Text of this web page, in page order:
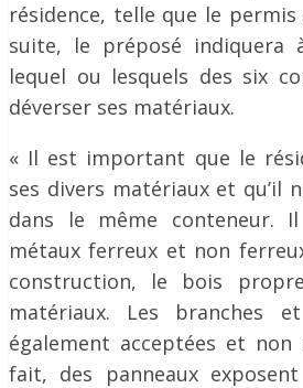
résidence, telle que le
suite, le préposé indiquera
lequel ou lesquels des six
déverser ses matériaux.
« Il est important que le
ses divers matériaux et qu’il
dans le même conteneur.
métaux ferreux et non
construction, le bois
matériaux. Les branches
également acceptées et non
fait, des panneaux